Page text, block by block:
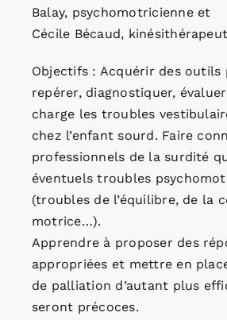
Balay, psychomotricienne et
Cécile Bécaud,
Objectifs : Acquérir des
repérer, diagnostiquer,
charge les troubles
chez l’enfant sourd. Faire
professionnels de la surdité
éventuels troubles
(troubles de l’équilibre, de la
motrice…).
Apprendre à proposer des
appropriées et mettre en
de palliation d’autant plus
seront précoces.